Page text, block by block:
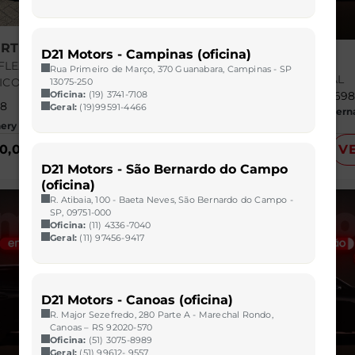
FREESTYLE
74.000 km
| D21 - Santo Dumont
ARGO
1.0 FIREFLY FLEX MANUAL
CAOA Chery | D21 - São
D21 Motors - Campinas (oficina)
Rua Primeiro de Março, 370 Guanabara, Campinas - SP
13075-250
Oficina: (19) 3741-7108
Geral: (19)99591-4466
D21 Motors - São Bernardo do Campo
(oficina)
R. Atibaia, 100 - Baeta Neves, São Bernardo do Campo -
SP, 09751-000
Oficina: (11) 4336-7040
Geral: (11) 97456-9417
D21 Motors - Canoas (oficina)
R. Major Sezefredo, 280 Parte A - Marechal Rondo,
Canoas – RS 92020-570
Oficina: (51) 3075-8989
Geral: (51) 99612- 9557